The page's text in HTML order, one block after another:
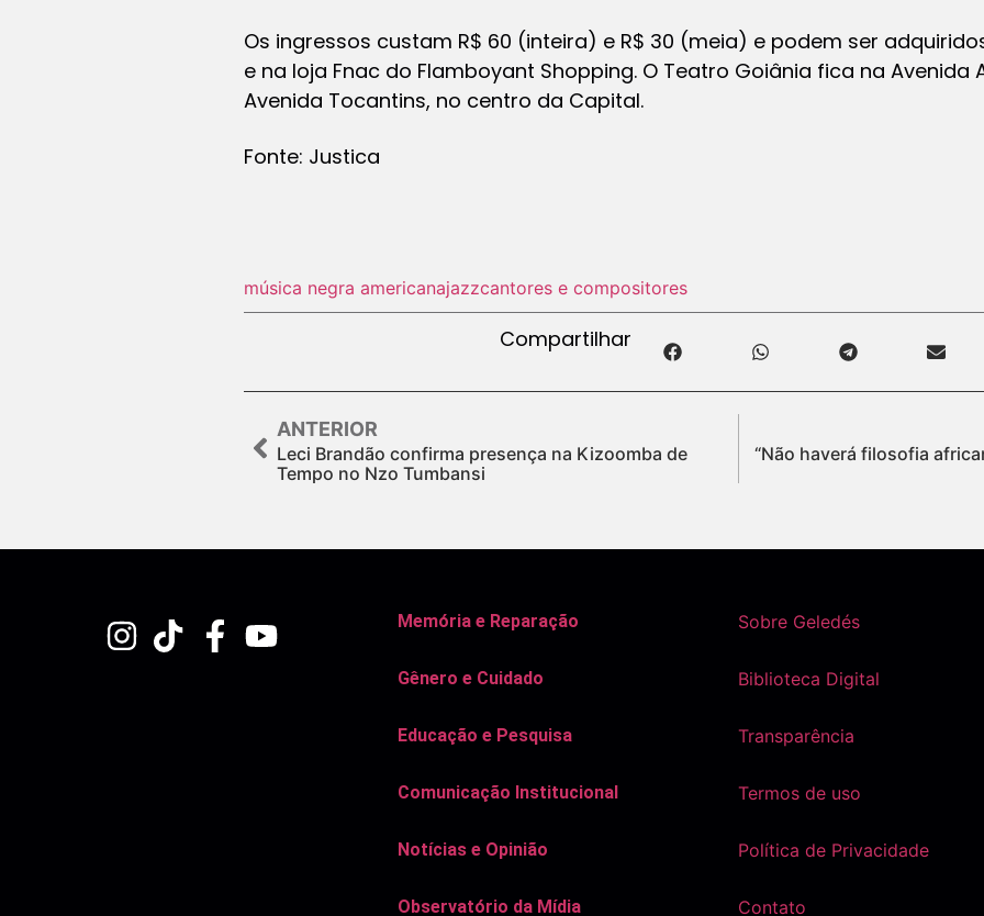
Os ingressos custam R$ 60 (inteira) e R$ 30 (meia) e podem ser
e na loja Fnac do Flamboyant Shopping. O Teatro Goiânia fica na Avenida
Avenida Tocantins, no centro da Capital.
Fonte: Justica
música negra americanajazzcantores e compositores
Compartilhar
ANTERIOR
Leci Brandão confirma presença na Kizoomba de
Tempo no Nzo Tumbansi
“Não haverá filosofia
Memória e Reparação
Gênero e Cuidado
Educação e Pesquisa
Comunicação Institucional
Notícias e Opinião
Observatório da Mídia
Sobre Geledés
Biblioteca Digital
Transparência
Termos de uso
Política de Privacidade
Contato